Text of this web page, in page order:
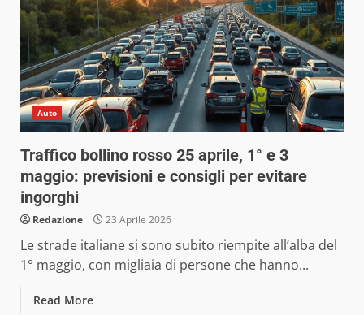
Auto
Traffico bollino rosso 25 aprile, 1° e 3
maggio: previsioni e consigli per evitare
ingorghi
Redazione 23 Aprile 2026
Le strade italiane si sono subito riempite all’alba del
1° maggio, con migliaia di persone che hanno...
Read More